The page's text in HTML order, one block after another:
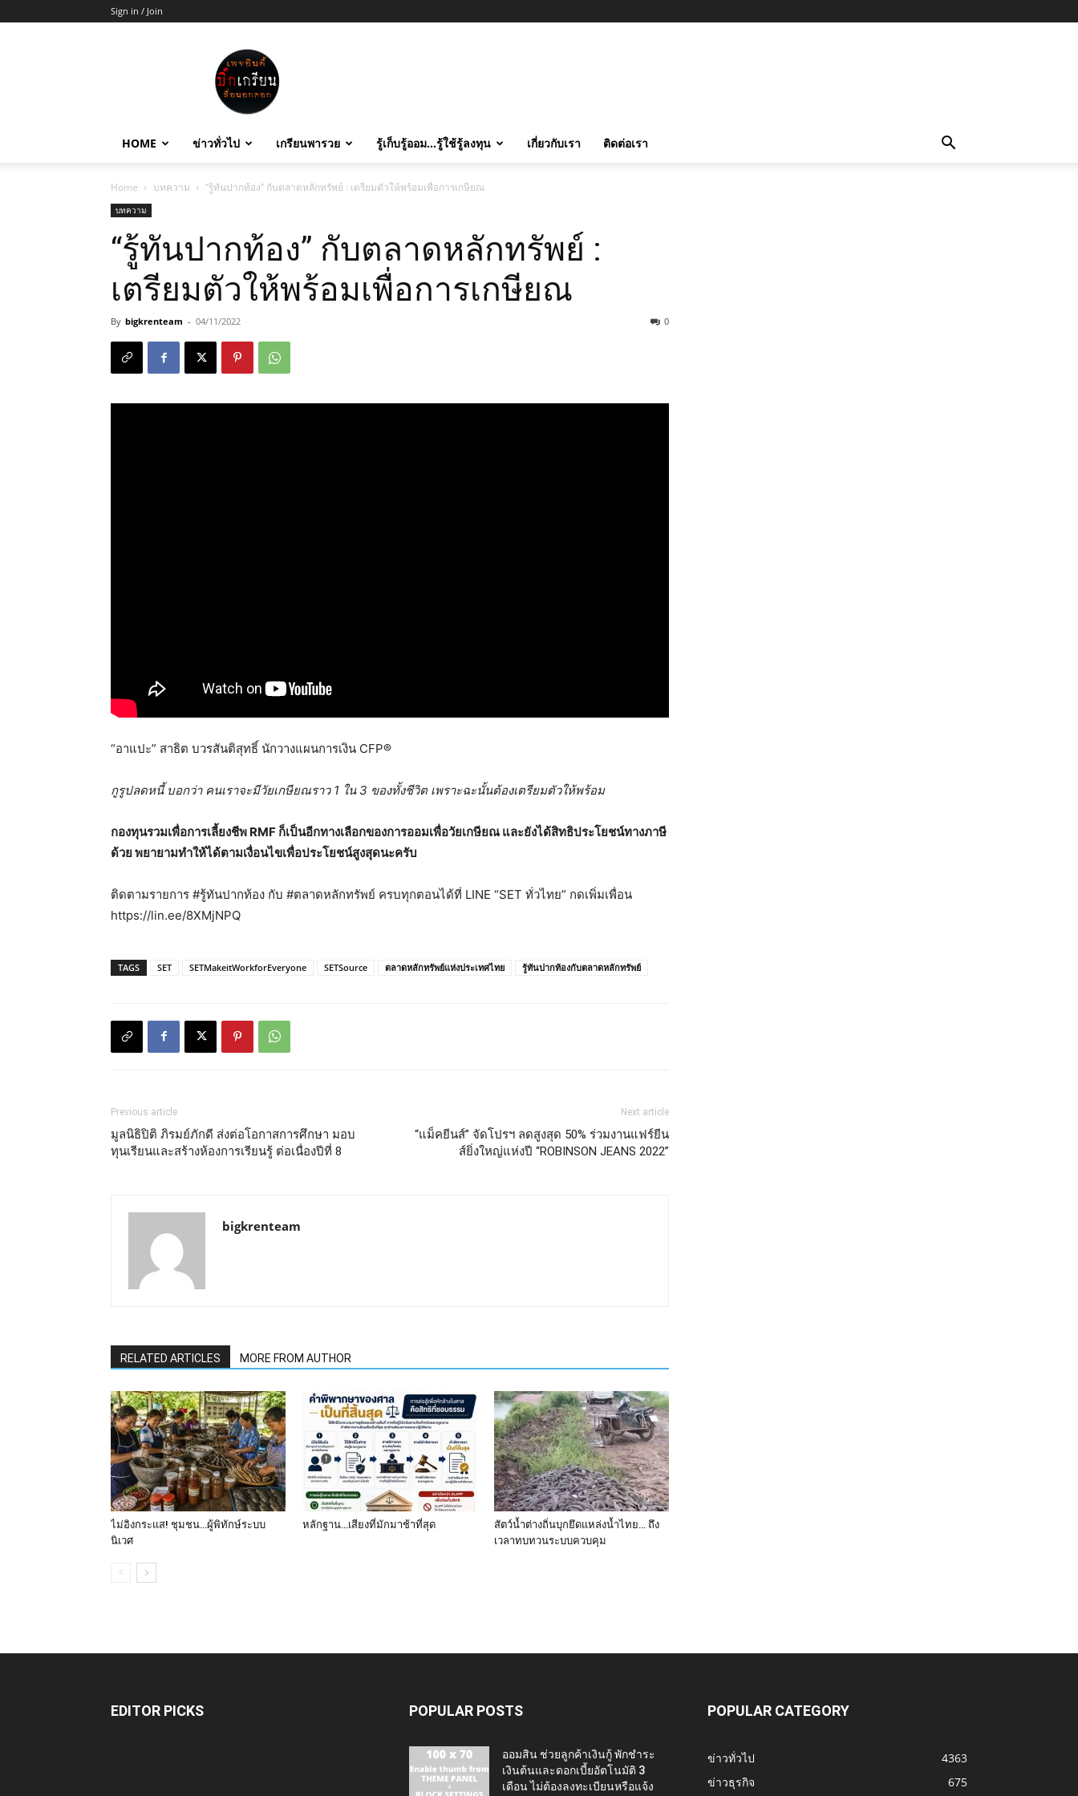
Sign in / Join
บิ๊ก
เกรียน
HOME ข่าวทั่วไป เกรียนพารวย รู้เก็บรู้ออม…รู้ใช้รู้ลงทุน เกี่ยวกับเรา ติดต่อเรา
Home บทความ “รู้ทันปากท้อง” กับตลาดหลักทรัพย์ : เตรียมตัวให้พร้อมเพื่อการเกษียณ
บทความ
“รู้ทันปากท้อง” กับตลาดหลักทรัพย์ :
เตรียมตัวให้พร้อมเพื่อการเกษียณ
By bigkrenteam - 04/11/2022 0
“อาแปะ” สาธิต บวรสันติสุทธิ์ นักวางแผนการเงิน CFP®
กูรูปลดหนี้ บอกว่า คนเราจะมีวัยเกษียณราว 1 ใน 3 ของทั้งชีวิต เพราะฉะนั้นต้องเตรียมตัวให้พร้อม
กองทุนรวมเพื่อการเลี้ยงชีพ RMF ก็เป็นอีกทางเลือกของการออมเพื่อวัยเกษียณ และยังได้สิทธิประโยชน์ทางภาษี
ด้วย พยายามทำให้ได้ตามเงื่อนไขเพื่อประโยชน์สูงสุดนะครับ
ติดตามรายการ #รู้ทันปากท้อง กับ #ตลาดหลักทรัพย์ ครบทุกตอนได้ที่ LINE “SET ทั่วไทย” กดเพิ่มเพื่อน
https://lin.ee/8XMjNPQ
TAGS SET SETMakeitWorkforEveryone SETSource ตลาดหลักทรัพย์แห่งประเทศไทย รู้ทันปากท้องกับตลาดหลักทรัพย์
Previous article
มูลนิธิปิติ ภิรมย์ภักดี ส่งต่อโอกาสการศึกษา มอบ
ทุนเรียนและสร้างห้องการเรียนรู้ ต่อเนื่องปีที่ 8
Next article
“แม็คยีนส์” จัดโปรฯ ลดสูงสุด 50% ร่วมงานแฟร์ยีน
ส์ยิ่งใหญ่แห่งปี “ROBINSON JEANS 2022”
bigkrenteam
RELATED ARTICLES MORE FROM AUTHOR
ไม่อิงกระแส! ชุมชน…ผู้พิทักษ์ระบบ
นิเวศ
หลักฐาน…เสียงที่มักมาช้าที่สุด
สัตว์น้ำต่างถิ่นบุกยึดแหล่งน้ำไทย… ถึง
เวลาทบทวนระบบควบคุม
EDITOR PICKS POPULAR POSTS
ออมสิน ช่วยลูกค้าเงินกู้ พักชำระ
เงินต้นและดอกเบี้ยอัตโนมัติ 3
เดือน ไม่ต้องลงทะเบียนหรือแจ้ง
POPULAR CATEGORY
ข่าวทั่วไป
4363
ข่าวธุรกิจ
675